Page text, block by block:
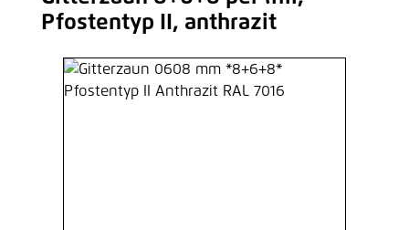
Pfostentyp II, anthrazit